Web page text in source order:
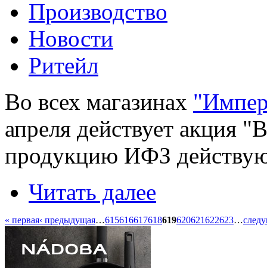
Производство
Новости
Ритейл
Во всех магазинах
апреля действует акция
продукцию ИФЗ
Читать далее
« первая‹ предыдущая…615616617618619620621622623…